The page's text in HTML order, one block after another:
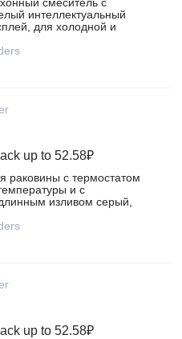
интеллектуальный
для холодной и
черный – купить в
up to 52.58₽
раковины с термостатом
и с
изливом серый,
на Яндекс Маркете,
up to 52.58₽